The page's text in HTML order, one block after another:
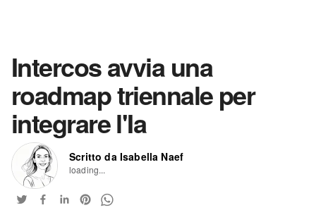
Intercos avvia una
roadmap triennale per
integrare l'Ia
Scritto da Isabella Naef
loading...